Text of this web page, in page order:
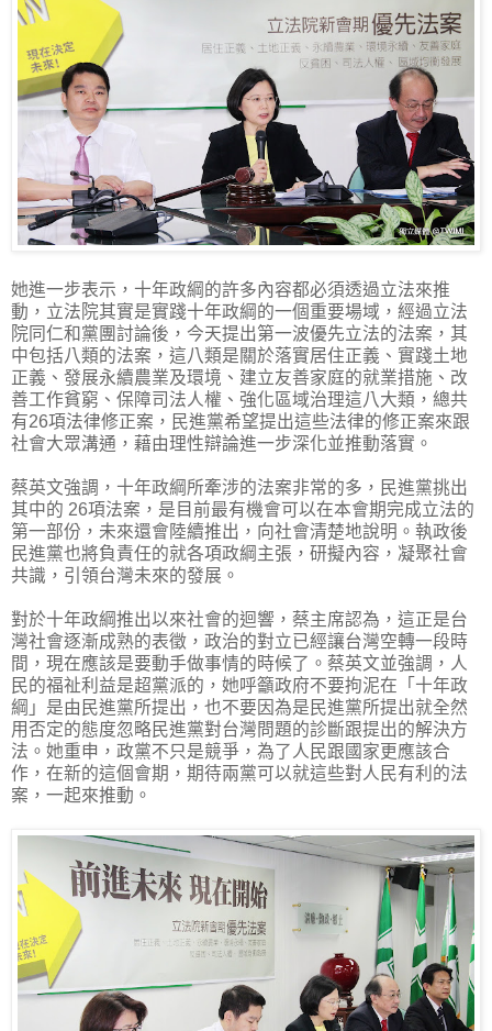
她進一步表示，十年政綱的許多內容都必須透過立法來推
動，立法院其實是實踐十年政綱的一個重要場域，經過立法
院同仁和黨團討論後，今天提出第一波優先立法的法案，其
中包括八類的法案，這八類是關於落實居住正義、實踐土地
正義、發展永續農業及環境、建立友善家庭的就業措施、改
善工作貧窮、保障司法人權、強化區域治理這八大類，總共
有26項法律修正案，民進黨希望提出這些法律的修正案來跟
社會大眾溝通，藉由理性辯論進一步深化並推動落實。
蔡英文強調，十年政綱所牽涉的法案非常的多，民進黨挑出
其中的 26項法案，是目前最有機會可以在本會期完成立法的
第一部份，未來還會陸續推出，向社會清楚地說明。執政後
民進黨也將負責任的就各項政綱主張，研擬內容，凝聚社會
共識，引領台灣未來的發展。
對於十年政綱推出以來社會的迴響，蔡主席認為，這正是台
灣社會逐漸成熟的表徵，政治的對立已經讓台灣空轉一段時
間，現在應該是要動手做事情的時候了。蔡英文並強調，人
民的福祉利益是超黨派的，她呼籲政府不要拘泥在「十年政
綱」是由民進黨所提出，也不要因為是民進黨所提出就全然
用否定的態度忽略民進黨對台灣問題的診斷跟提出的解決方
法。她重申，政黨不只是競爭，為了人民跟國家更應該合
作，在新的這個會期，期待兩黨可以就這些對人民有利的法
案，一起來推動。